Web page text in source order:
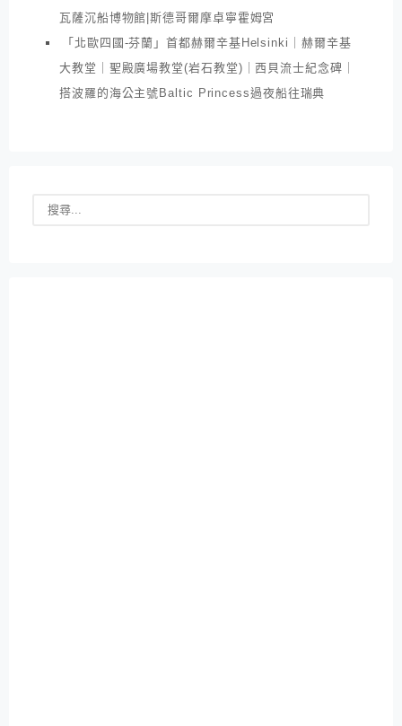
瓦薩沉船博物館|斯德哥爾摩卓寧霍姆宮
「北歐四國-芬蘭」首都赫爾辛基Helsinki｜赫爾辛基
大教堂｜聖殿廣場教堂(岩石教堂)｜西貝流士紀念碑｜
搭波羅的海公主號Baltic Princess過夜船往瑞典